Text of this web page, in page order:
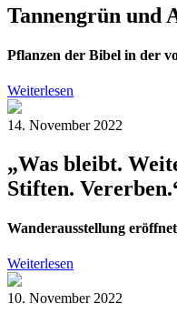
Tannengrün und
Pflanzen der Bibel in der
Weiterlesen
14. November 2022
„Was bleibt.
Stiften.
Wanderausstellung
Weiterlesen
10. November 2022